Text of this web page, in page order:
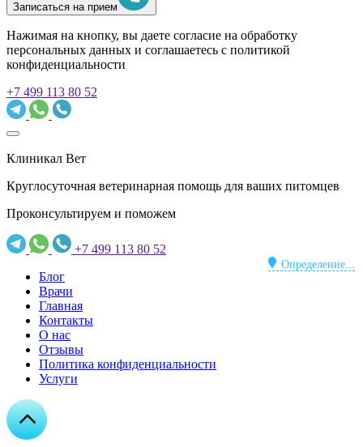
Записаться на прием
Нажимая на кнопку, вы даете согласие на обработку
персональных данных и соглашаетесь c политикой
конфиденциальности
+7 499 113 80 52
Клиникал Вет
Круглосуточная ветеринарная помощь для ваших питомцев
Проконсультируем и поможем
+7 499 113 80 52
Определение...
Блог
Врачи
Главная
Контакты
О нас
Отзывы
Политика конфиденциальности
Услуги